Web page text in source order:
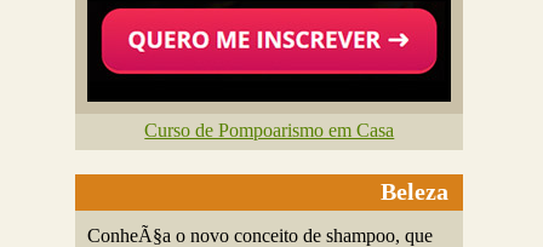
Curso de Pompoarismo em Casa
Beleza
ConheÃ§a o novo conceito de shampoo, que